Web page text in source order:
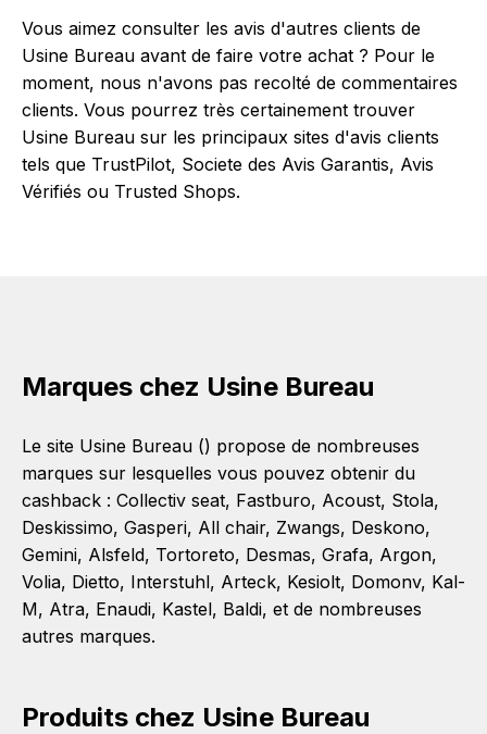
dans le paragraphe codes promo Usine Bureau.
Vous aimez consulter les avis d'autres clients de
Usine Bureau avant de faire votre achat ? Pour le
moment, nous n'avons pas recolté de commentaires
clients. Vous pourrez très certainement trouver
Usine Bureau sur les principaux sites d'avis clients
tels que TrustPilot, Societe des Avis Garantis, Avis
Vérifiés ou Trusted Shops.
Marques chez Usine Bureau
Le site Usine Bureau () propose de nombreuses
marques sur lesquelles vous pouvez obtenir du
cashback : Collectiv seat, Fastburo, Acoust, Stola,
Deskissimo, Gasperi, All chair, Zwangs, Deskono,
Gemini, Alsfeld, Tortoreto, Desmas, Grafa, Argon,
Volia, Dietto, Interstuhl, Arteck, Kesiolt, Domonv, Kal-
M, Atra, Enaudi, Kastel, Baldi, et de nombreuses
autres marques.
Produits chez Usine Bureau